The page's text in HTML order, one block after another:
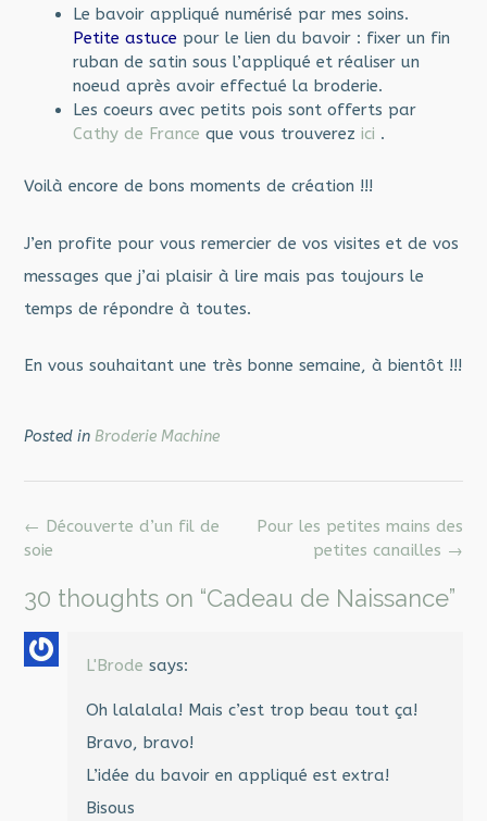
Le bavoir appliqué numérisé par mes soins.
Petite astuce pour le lien du bavoir : fixer un fin
ruban de satin sous l’appliqué et réaliser un
noeud après avoir effectué la broderie.
Les coeurs avec petits pois sont offerts par
Cathy de France que vous trouverez ici .
Voilà encore de bons moments de création !!!
J’en profite pour vous remercier de vos visites et de vos
messages que j’ai plaisir à lire mais pas toujours le
temps de répondre à toutes.
En vous souhaitant une très bonne semaine, à bientôt !!!
Posted in Broderie Machine
Post
navigation
Pour les petites mains des
petites canailles →
← Découverte d’un fil de
soie
30 thoughts on “Cadeau de Naissance”
L'Brode says:
Oh lalalala! Mais c’est trop beau tout ça!
Bravo, bravo!
L’idée du bavoir en appliqué est extra!
Bisous